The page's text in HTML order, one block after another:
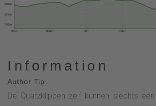
0 km 0.5 km 1 km 1.5 km
350 m
375 m
400 m
Information
Author Tip
De Quarzklippen zelf kunnen slechts